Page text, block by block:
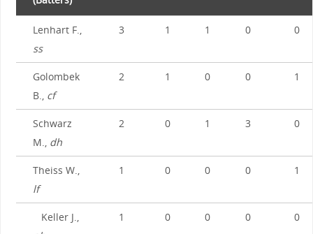
Lenhart F.,
ss
3 1 1 0 0
Golombek
B., cf
2 1 0 0 1
Schwarz
M., dh
2 0 1 3 0
Theiss W.,
lf
1 0 0 0 1
Keller J.,
1 0 0 0 0